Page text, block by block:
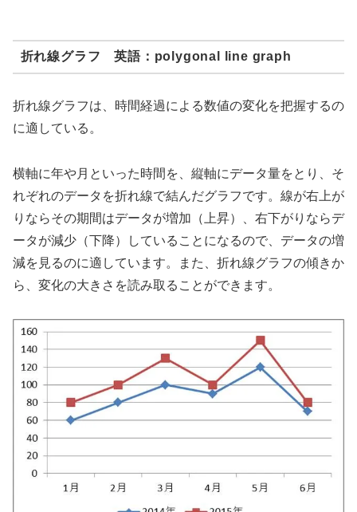
折れ線グラフ 英語：polygonal line graph
折れ線グラフは、時間経過による数値の変化を把握するの
に適している。
横軸に年や月といった時間を、縦軸にデータ量をとり、そ
れぞれのデータを折れ線で結んだグラフです。線が右上が
りならその期間はデータが増加（上昇）、右下がりならデ
ータが減少（下降）していることになるので、データの増
減を見るのに適しています。また、折れ線グラフの傾きか
ら、変化の大きさを読み取ることができます。